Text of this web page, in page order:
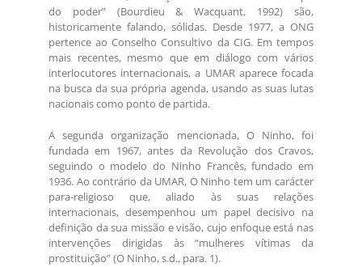
do poder” (Bourdieu & Wacquant, 1992) são,
historicamente falando, sólidas. Desde 1977, a ONG
pertence ao Conselho Consultivo da CIG. Em tempos
mais recentes, mesmo que em diálogo com vários
interlocutores internacionais, a UMAR aparece focada
na busca da sua própria agenda, usando as suas lutas
nacionais como ponto de partida.
A segunda organização mencionada, O Ninho, foi
fundada em 1967, antes da Revolução dos Cravos,
seguindo o modelo do Ninho Francês, fundado em
1936. Ao contrário da UMAR, O Ninho tem um carácter
para-religioso que, aliado às suas relações
internacionais, desempenhou um papel decisivo na
definição da sua missão e visão, cujo enfoque está nas
intervenções dirigidas às “mulheres vítimas da
prostituição” (O Ninho, s.d., para. 1).